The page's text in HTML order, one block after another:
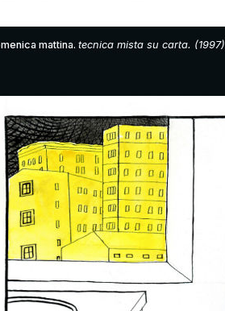
mattina. tecnica mista su carta. (1997)